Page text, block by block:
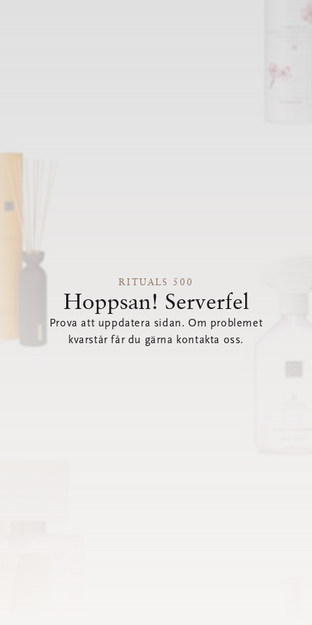
RITUALS 500
Hoppsan! Serverfel
Prova att uppdatera sidan. Om problemet
kvarstår får du gärna kontakta oss.